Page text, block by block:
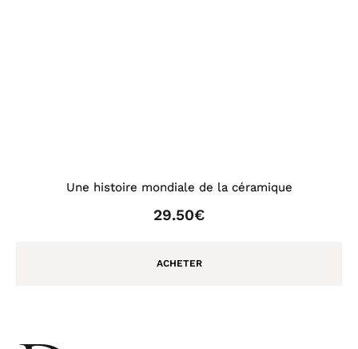
Une histoire mondiale de la céramique
29.50€
ACHETER